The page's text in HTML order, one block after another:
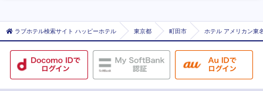
ラブホテル検索サイト ハッピーホテル 東京都 町田市 ホテル アメリカン東